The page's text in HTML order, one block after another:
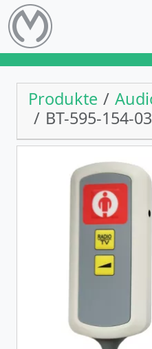
Produkte
BT-595-154-03